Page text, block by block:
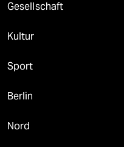
Gesellschaft
Kultur
Sport
Berlin
Nord